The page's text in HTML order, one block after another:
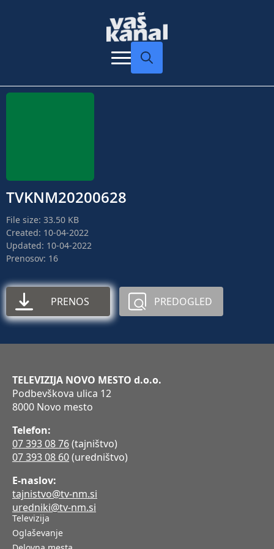
TVKNM20200628
File size: 33.50 KB
Created: 10-04-2022
Updated: 10-04-2022
Prenosov: 16
PRENOS PREDOGLED
TELEVIZIJA NOVO MESTO d.o.o.
Podbevškova ulica 12
8000 Novo mesto
Telefon:
07 393 08 76(tajništvo)
07 393 08 60(uredništvo)
E-naslov:
tajnistvo@tv-nm.si
uredniki@tv-nm.si
Televizija
Oglaševanje